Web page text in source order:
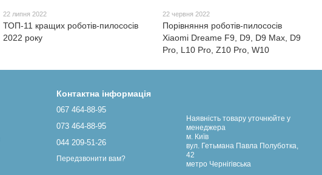
22 липня 2022
ТОП-11 кращих роботів-пилососів
2022 року
22 червня 2022
Порівняння роботів-пилососів
Xiaomi Dreame F9, D9, D9 Max, D9
Pro, L10 Pro, Z10 Pro, W10
Контактна інформація
067 464-88-95
073 464-88-95
044 209-51-26
Передзвонити вам?
Наявність товару уточнюйте у
менеджера
м. Київ
вул. Гетьмана Павла Полуботка,
42
метро Чернігівська